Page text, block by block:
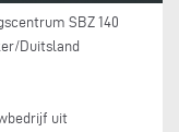
SBZ 140
Duitsland
uit